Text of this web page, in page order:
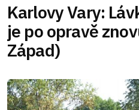
Karlovy Vary:
je po opravě
Západ)